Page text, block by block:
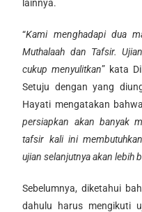
lainnya.
“Kami menghadapi dua
Muthalaah dan Tafsir.
cukup menyulitkan” kata
Setuju dengan yang
Hayati mengatakan
persiapkan akan banyak
tafsir kali ini
ujian selanjutnya akan lebih
Sebelumnya, diketahui
dahulu harus mengikuti